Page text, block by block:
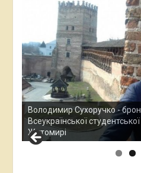
Остап Кардаш - бронзовий
Всеукраїнської
Житомирі